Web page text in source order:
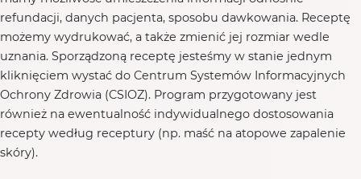
refundacji, danych pacjenta, sposobu dawkowania. Receptę
możemy wydrukować, a także zmienić jej rozmiar wedle
uznania. Sporządzoną receptę jesteśmy w stanie jednym
kliknięciem wystać do Centrum Systemów Informacyjnych
Ochrony Zdrowia (CSIOZ). Program przygotowany jest
również na ewentualność indywidualnego dostosowania
recepty według receptury (np. maść na atopowe zapalenie
skóry).